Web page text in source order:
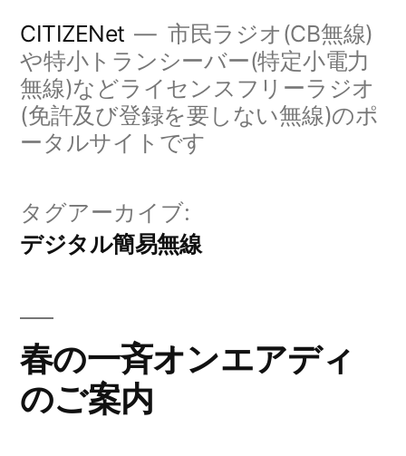
CITIZENet
市民ラジオ(CB無線)
や特小トランシーバー(特定小電力
無線)などライセンスフリーラジオ
(免許及び登録を要しない無線)のポ
ータルサイトです
タグアーカイブ:
デジタル簡易無線
春の一斉オンエアディ
のご案内